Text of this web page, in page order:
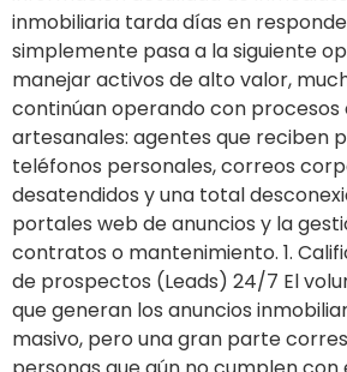
inmobiliaria tarda días en
simplemente pasa a la siguiente
manejar activos de alto valor,
continúan operando con procesos
artesanales: agentes que reciben
teléfonos personales, correos
desatendidos y una total
portales web de anuncios y la
contratos o mantenimiento. 1.
de prospectos (Leads) 24/7 El
que generan los anuncios
masivo, pero una gran parte